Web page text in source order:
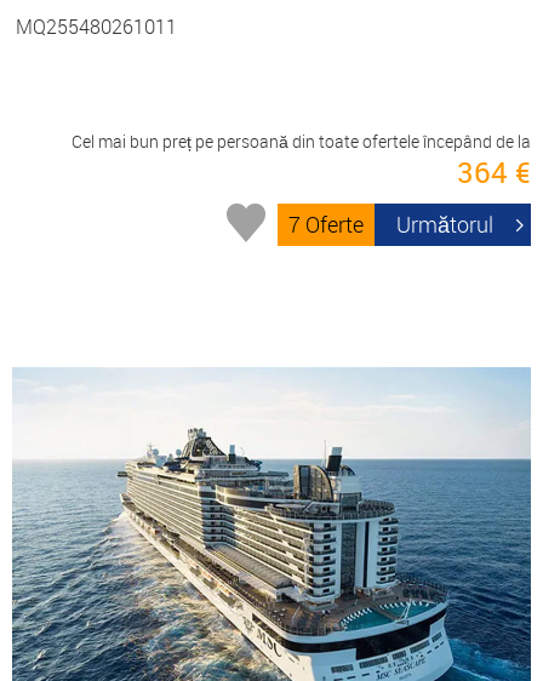
MQ255480261011
Cel mai bun preț pe persoană din toate ofertele începând de la
364 €
7 Oferte Următorul